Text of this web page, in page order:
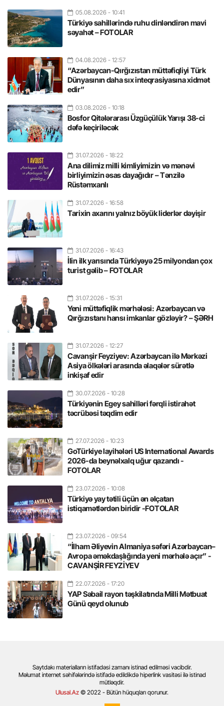
05.08.2026 - 10:41
Türkiyə sahillərində ruhu dinləndirən mavi
səyahət – FOTOLAR
04.08.2026 - 12:57
“Azərbaycan-Qırğızıstan müttəfiqliyi Türk
Dünyasının daha sıx inteqrasiyasına xidmət
edir”
03.08.2026 - 10:18
Bosfor Qitələrarası Üzgüçülük Yarışı 38-ci
dəfə keçiriləcək
31.07.2026 - 18:22
Ana dilimiz milli kimliyimizin və mənəvi
birliyimizin əsas dayağıdır – Tənzilə
Rüstəmxanlı
31.07.2026 - 16:58
Tarixin axarını yalnız böyük liderlər dəyişir
31.07.2026 - 16:43
İlin ilk yarısında Türkiyəyə 25 milyondan çox
turist gəlib – FOTOLAR
31.07.2026 - 15:31
Yeni müttəfiqlik mərhələsi: Azərbaycan və
Qırğızıstanı hansı imkanlar gözləyir? – ŞƏRH
31.07.2026 - 12:27
Cavanşir Feyziyev: Azərbaycan ilə Mərkəzi
Asiya ölkələri arasında əlaqələr sürətlə
inkişaf edir
30.07.2026 - 10:28
Türkiyənin Egey sahilləri fərqli istirahət
təcrübəsi təqdim edir
27.07.2026 - 10:23
GoTürkiye layihələri US International Awards
2026-da beynəlxalq uğur qazandı -
FOTOLAR
23.07.2026 - 10:08
Türkiyə yay tətili üçün ən əlçatan
istiqamətlərdən biridir -FOTOLAR
23.07.2026 - 09:54
“İlham Əliyevin Almaniya səfəri Azərbaycan–
Avropa əməkdaşlığında yeni mərhələ açır” -
CAVANŞİR FEYZİYEV
22.07.2026 - 17:20
YAP Səbail rayon təşkilatında Milli Mətbuat
Günü qeyd olunub
Saytdakı materialların istifadəsi zamanı istinad edilməsi vacibdir.
Məlumat internet səhifələrində istifadə edildikdə hiperlink vasitəsi ilə istinad
mütləqdir.
Ulusal.Az © 2022 - Bütün hüquqları qorunur.